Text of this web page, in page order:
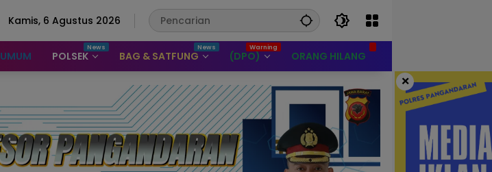
Kamis, 6 Agustus 2026
UMUM POLSEK BAG & SATFUNG (DPO) ORANG HILANG
×